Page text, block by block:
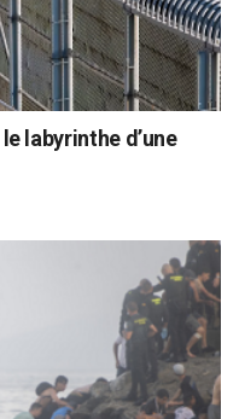
labyrinthe d’une